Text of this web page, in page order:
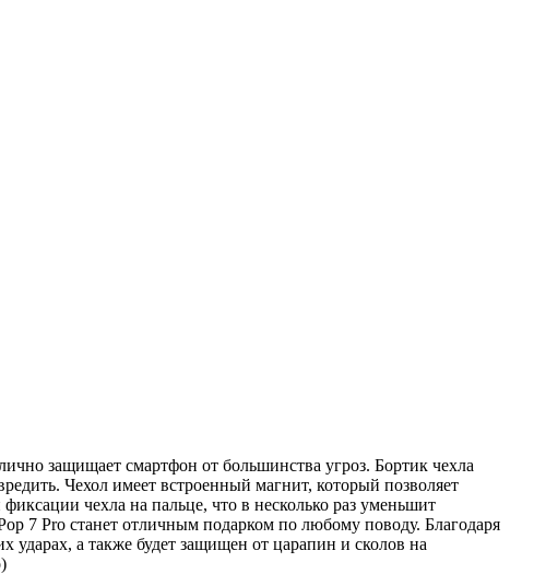
защищает смартфон от большинства угроз. Бортик чехла
Чехол имеет встроенный магнит, который позволяет
чехла на пальце, что в несколько раз уменьшит
7 Pro станет отличным подарком по любому поводу. Благодаря
ударах, а также будет защищен от царапин и сколов на